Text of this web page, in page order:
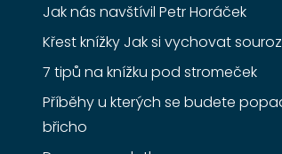
Jak nás navštívil Petr Horáček
Křest knížky Jak si vychovat
7 tipů na knížku pod stromeček
Příběhy u kterých se budete
břicho